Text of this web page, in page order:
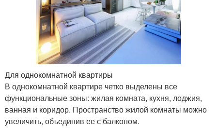
Для однокомнатной квартиры
В однокомнатной квартире четко выделены все
функциональные зоны: жилая комната, кухня, лоджия,
ванная и коридор. Пространство жилой комнаты можно
увеличить, объединив ее с балконом.